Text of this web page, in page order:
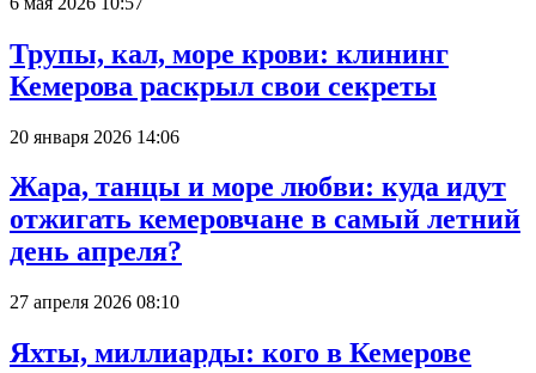
Трупы, кал, море крови: клининг
Кемерова раскрыл свои секреты
20 января 2026 14:06
Жара, танцы и море любви: куда идут
отжигать кемеровчане в самый летний
день апреля?
27 апреля 2026 08:10
Яхты, миллиарды: кого в Кемерове